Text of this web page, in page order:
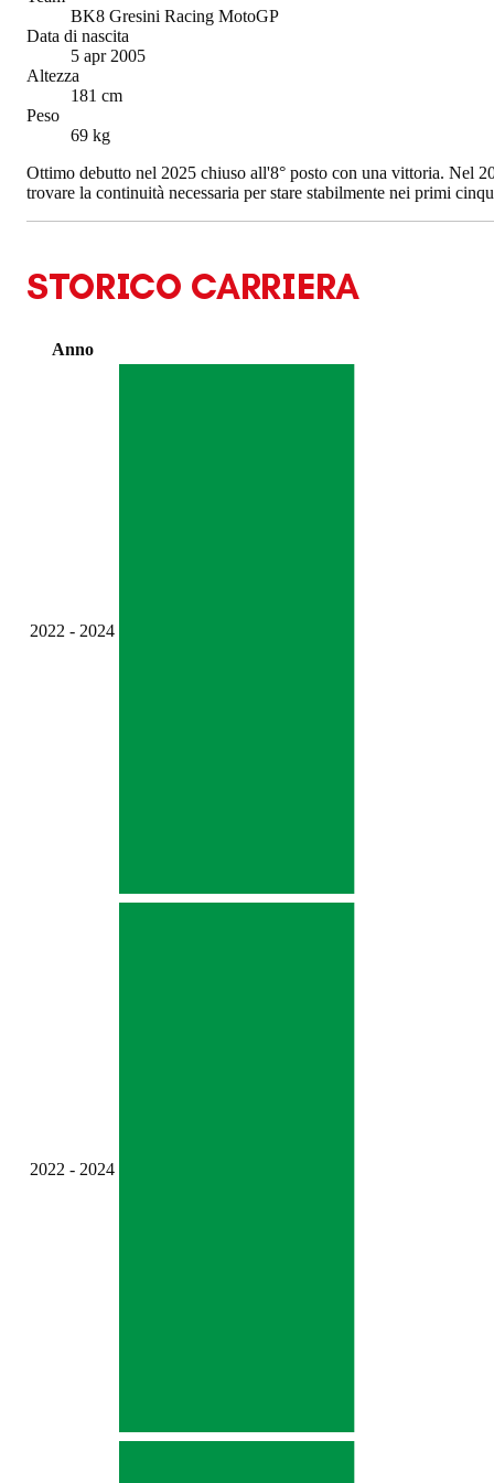
BK8 Gresini Racing MotoGP
Data di nascita
5 apr 2005
Altezza
181 cm
Peso
69 kg
Ottimo debutto nel 2025 chiuso all'8° posto con una vittoria. Nel
trovare la continuità necessaria per stare stabilmente nei primi
STORICO CARRIERA
Anno
2022 - 2024
2022 - 2024